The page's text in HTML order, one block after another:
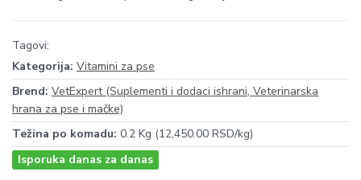
Tagovi:
Kategorija: Vitamini za pse
Brend: VetExpert (Suplementi i dodaci ishrani, Veterinarska
hrana za pse i mačke)
Težina po komadu: 0.2 Kg (12,450.00 RSD/kg)
Isporuka danas za danas